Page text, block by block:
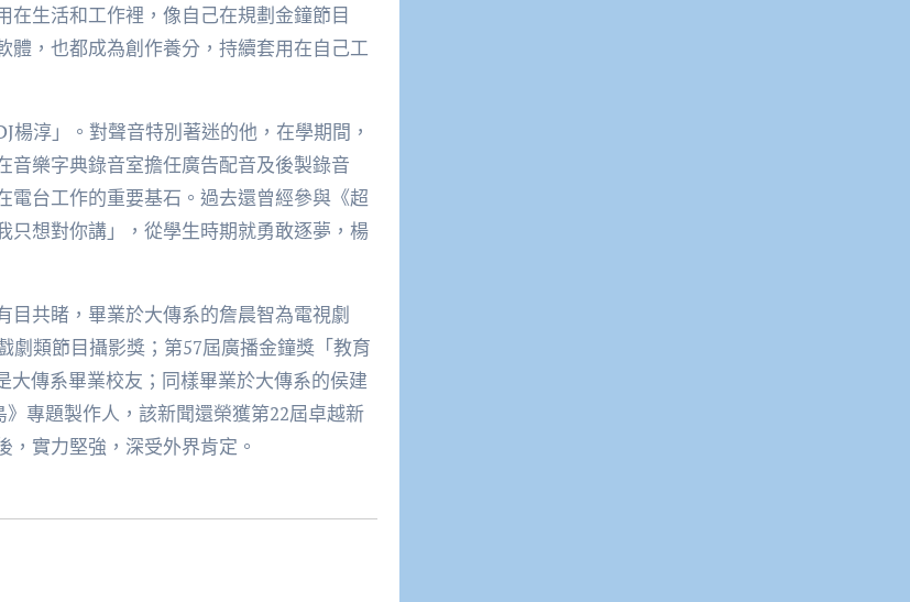
在生活和工作裡，像自己在規劃金鐘節目
體，也都成為創作養分，持續套用在自己工
淳」。對聲音特別著迷的他，在學期間，
音樂字典錄音室擔任廣告配音及後製錄音
電台工作的重要基石。過去還曾經參與《超
只想對你講」，從學生時期就勇敢逐夢，楊
共睹，畢業於大傳系的詹晨智為電視劇
劇類節目攝影獎；第57屆廣播金鐘獎「教育
傳系畢業校友；同樣畢業於大傳系的侯建
專題製作人，該新聞還榮獲第22屆卓越新
實力堅強，深受外界肯定。